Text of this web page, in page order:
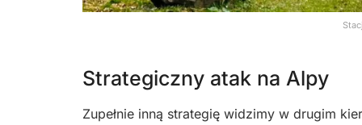
Strategiczny atak na Alpy
Zupełnie inną strategię widzimy w drugim